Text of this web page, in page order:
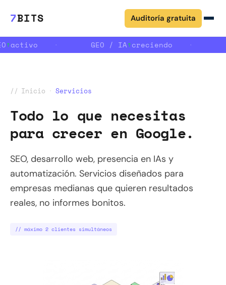
7BITS Auditoría gratuita
↑activo · GEO / IA↑creciendo ·
// Inicio · Servicios
Todo lo que necesitas
para crecer en Google.
SEO, desarrollo web, presencia en IAs y
automatización. Servicios diseñados para
empresas medianas que quieren resultados
reales, no informes bonitos.
// máximo 2 clientes simultáneos